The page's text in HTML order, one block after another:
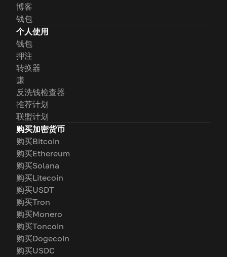
博客
钱包
个人使用
钱包
押注
转换器
赚
反洗钱检查器
推荐计划
联盟计划
购买加密货币
购买Bitcoin
购买Ethereum
购买Solana
购买Litecoin
购买USDT
购买Tron
购买Monero
购买Toncoin
购买Dogecoin
购买USDC